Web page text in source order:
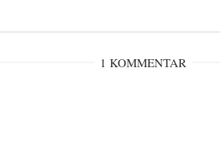
1 KOMMENTAR